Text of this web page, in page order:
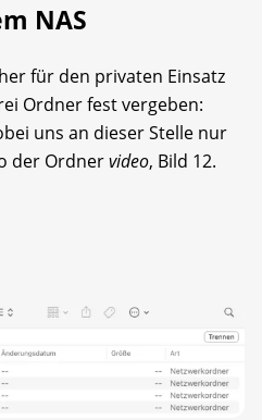
NAS
für den privaten Einsatz
Ordner fest vergeben:
uns an dieser Stelle nur
der Ordnervideo, Bild 12.